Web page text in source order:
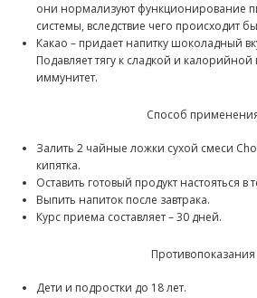
они нормализуют функционирование
системы, вследствие чего происходит
Какао – придает напитку шоколадный
Подавляет тягу к сладкой и
иммунитет.
Способ
Залить 2 чайные ложки сухой смеси
кипятка.
Оставить готовый продукт настояться в
Выпить напиток после завтрака.
Курс приема составляет – 30 дней.
Противопоказания
Дети и подростки до 18 лет.